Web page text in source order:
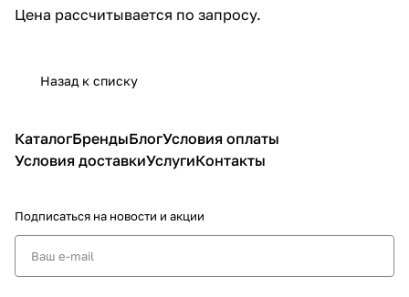
Цена рассчитывается по запросу.
Назад к списку
КаталогБрендыБлогУсловия оплаты
Условия доставкиУслугиКонтакты
Подписаться на новости и акции